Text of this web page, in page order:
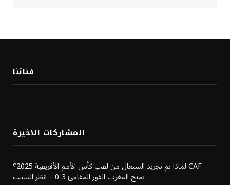
فئاتنا
المشاركات الاخيرة
لماذا تم تجريد السنغال من لقب كأس الأمم الأفريقية 2025؟ CAF
يمنح المغرب الفوز المفاجئ 3-0 – انظر السبب